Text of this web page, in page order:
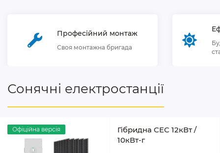
Професійний монтаж
Своя монтажна бригада
Сонячні електростанції
Офіційна версія
Гібридна СЕС 12кВт /
10кВт-г